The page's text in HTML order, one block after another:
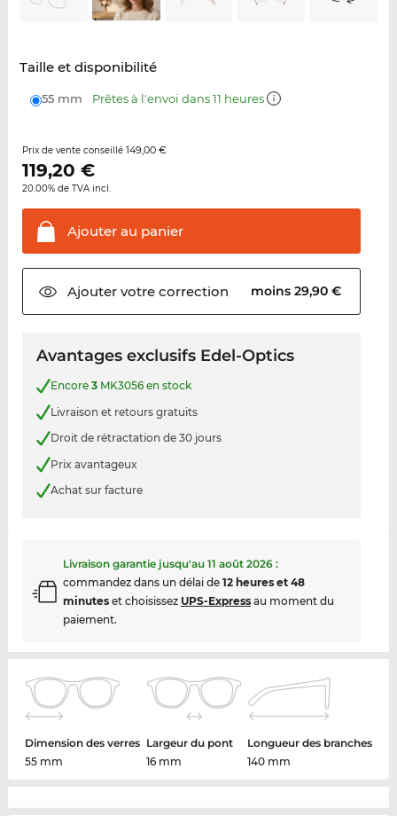
Taille et disponibilité
55 mm Prêtes à l'envoi dans 11 heures
Prix de vente conseillé 149,00 €
119,20 €
20.00% de TVA incl.
Ajouter au panier
Ajouter votrecorrection moins 29,90 €
Avantages exclusifs Edel-Optics
Encore 3MK3056 en stock
Livraison et retours gratuits
Droit de rétractation de 30 jours
Prix avantageux
Achat sur facture
Livraison garantie jusqu'au 11 août 2026:
commandez dans un délai de 12 heures et 48
minuteset choisissez UPS-Expressau moment du
paiement.
Dimension des verres
55 mm
Largeur du pont
16 mm
Longueur des branches
140 mm